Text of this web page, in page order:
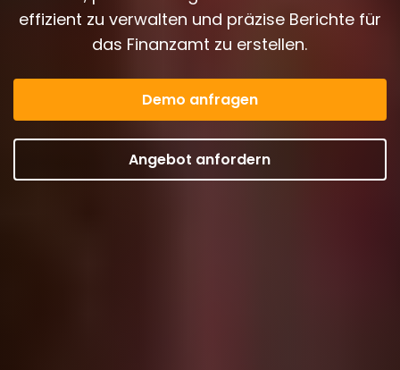
effizient zu verwalten und präzise Berichte für
das Finanzamt zu erstellen.
Demo anfragen
Angebot anfordern
Eine schnelle
Empfehlung = ein
Gratismonat
Mehr erfahren